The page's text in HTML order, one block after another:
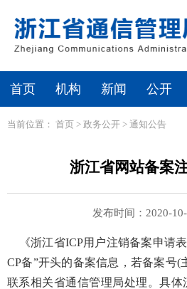
首页 机构 新闻 公开
当前位置： 首页 > 政务公开 > 通知公告
浙江省网站备案
发布时间：2020-
《浙江省ICP用户注销备案申请
CP备”开头的备案信息，若备案号(
联系相关省通信管理局处理。具体